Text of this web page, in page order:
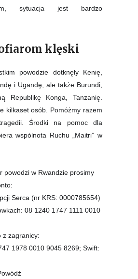
sytuacja jest bardzo
klęski
powodzie dotknęły Kenię,
i Ugandę, ale także Burundi,
Republikę Konga, Tanzanię.
kilkaset osób. Pomóżmy razem
Środki na pomoc dla
wspólnota Ruchu „Maitri” w
powodzi w Rwandzie prosimy
Serca (nr KRS: 0000785654)
08 1240 1747 1111 0010
z zagranicy:
1978 0010 9045 8269; Swift: